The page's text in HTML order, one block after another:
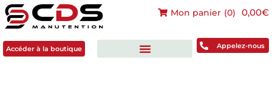
Accéder à la boutique
Mon panier (0) 0,00€
Appelez-nous